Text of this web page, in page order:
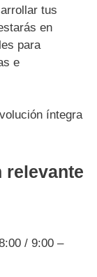
tus
en
para
e
íntegra
relevante
/ 9:00 –